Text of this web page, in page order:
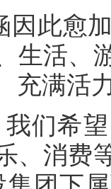
因此愈
生活、
充满活
我们希
、消费